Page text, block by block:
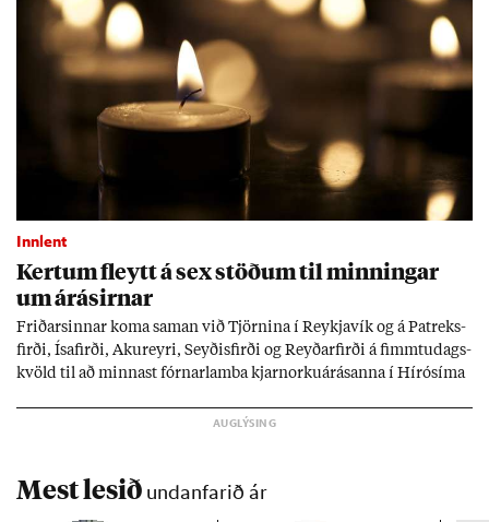
Innlent
Kert­um fleytt á sex stöð­um til minn­ing­ar
um árás­irn­ar
Frið­arsinn­ar koma sam­an við Tjörn­ina í Reykja­vík og á Pat­reks­
firði, Ísa­firði, Ak­ur­eyri, Seyð­is­firði og Reyð­ar­firði á fimmtu­dags­
kvöld til að minn­ast fórn­ar­lamba kjarn­orku­árás­anna í Hírósíma
Mest lesið undanfarið ár